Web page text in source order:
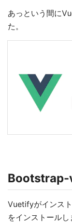
あっという間に
た。
Bootstrap-
Vuetifyがインス
をインストールし